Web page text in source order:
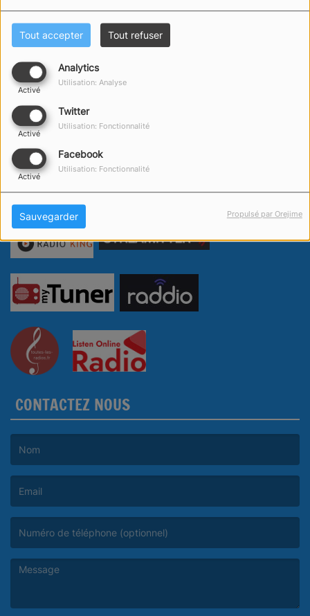
Tout accepter Tout refuser
Analytics
Activé
Utilisation: Analyse
Twitter
Activé
Utilisation: Fonctionnalité
Facebook
Activé
Utilisation: Fonctionnalité
Sauvegarder Propulsé par Orejime
CONTACTEZ NOUS